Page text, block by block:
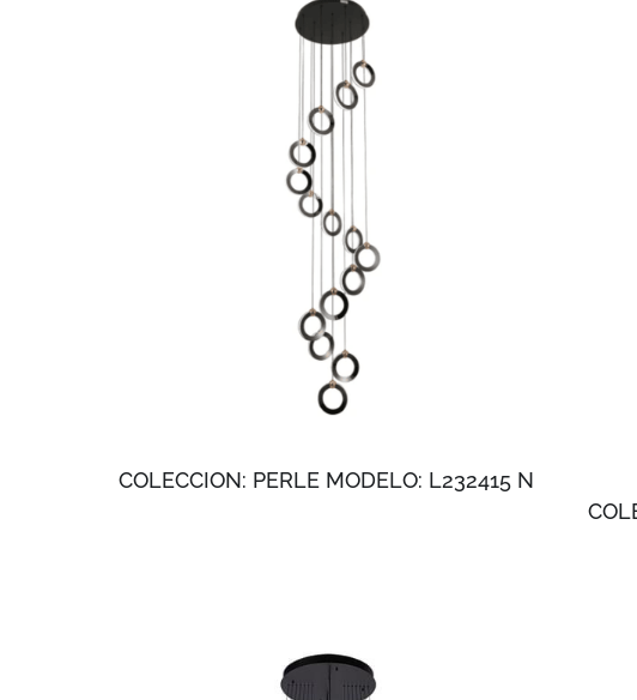
COLECCION: PERLE MODELO: L232415 N